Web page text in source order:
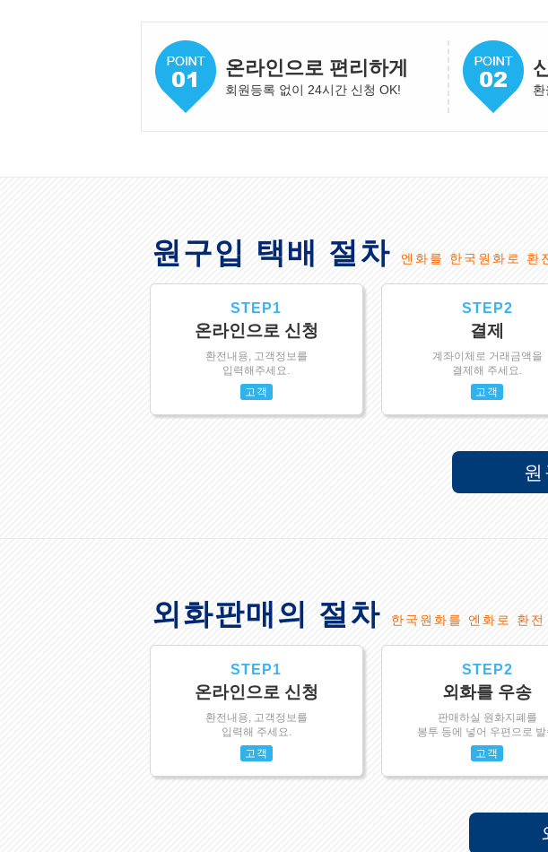
온라인으로 편리하게
회원등록 없이 24시간 신청 OK!
원구입 택배 절차 엔화를 한국원화로 환
STEP1
온라인으로 신청
환전내용, 고객정보를
입력해주세요.
고객
STEP2
결제
계좌이체로 거래금액을
결제해 주세요.
고객
외화판매의 절차 한국원화를 엔화로 환전
STEP1
온라인으로 신청
환전내용, 고객정보를
입력해 주세요.
고객
STEP2
외화를 우송
판매하실 원화지폐를
봉투 등에 넣어 우편으로 발
고객